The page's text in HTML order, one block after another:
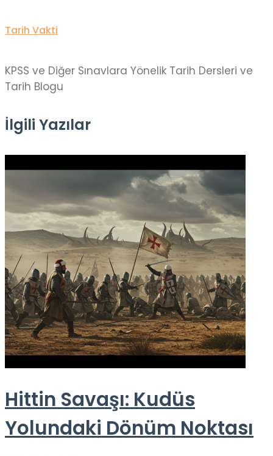
Tarih Vakti
KPSS ve Diğer Sınavlara Yönelik Tarih Dersleri ve
Tarih Blogu
İlgili Yazılar
Hittin Savaşı: Kudüs
Yolundaki Dönüm Noktası